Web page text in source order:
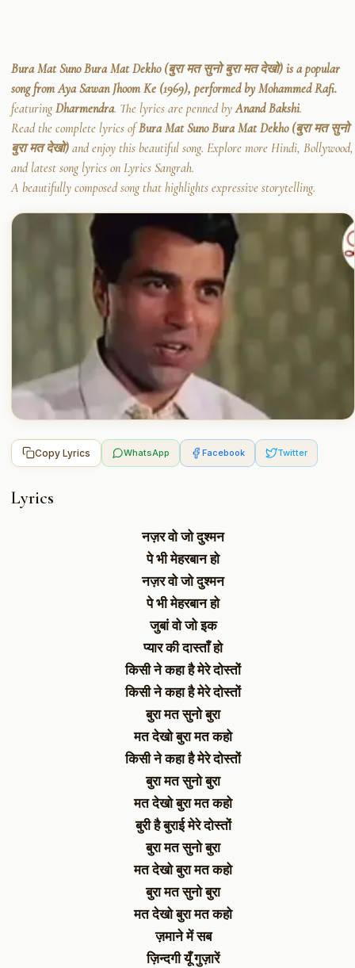
Bura Mat Suno Bura Mat Dekho (बुरा मत सुनो बुरा मत देखो) is a popular
song from Aya Sawan Jhoom Ke (1969), performed by Mohammed Rafi.
featuringDharmendra. The lyrics are penned byAnand Bakshi.
Read the complete lyrics ofBura Mat Suno Bura Mat Dekho (बुरा मत सुनो
बुरा मत देखो) and enjoy this beautiful song. Explore more Hindi, Bollywood,
and latest song lyrics on Lyrics Sangrah.
A beautifully composed song that highlights expressive storytelling.
Copy Lyrics WhatsApp Facebook Twitter
Lyrics
नज़र वो जो दुश्मन
पे भी मेहरबान हो
नज़र वो जो दुश्मन
पे भी मेहरबान हो
जुबां वो जो इक
प्यार की दास्ताँ हो
किसी ने कहा है मेरे दोस्तों
किसी ने कहा है मेरे दोस्तों
बुरा मत सुनो बुरा
मत देखो बुरा मत कहो
किसी ने कहा है मेरे दोस्तों
बुरा मत सुनो बुरा
मत देखो बुरा मत कहो
बुरी है बुराई मेरे दोस्तों
बुरा मत सुनो बुरा
मत देखो बुरा मत कहो
बुरा मत सुनो बुरा
मत देखो बुरा मत कहो
ज़माने में सब
ज़िन्दगी यूँ गुज़ारें